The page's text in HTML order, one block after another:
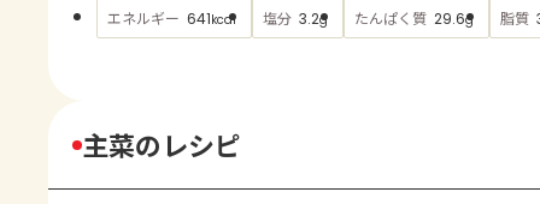
エネルギー 641kcal 塩分 3.2g たんぱく質 29.6g 脂質
主菜のレシピ